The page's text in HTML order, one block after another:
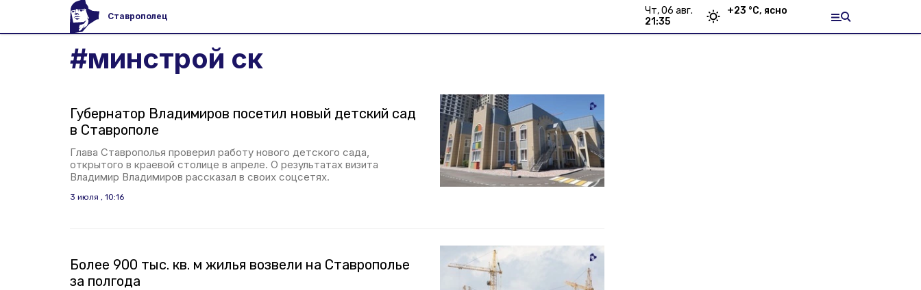
Ставрополец
чт, 06 авг.
21:35
+23 °С, ясно
#минстрой ск
Губернатор Владимиров посетил новый детский сад
в Ставрополе
Глава Ставрополья проверил работу нового детского сада,
открытого в краевой столице в апреле. О результатах визита
Владимир Владимиров рассказал в своих соцсетях.
3 июля , 10:16
Более 900 тыс. кв. м жилья возвели на Ставрополье
за полгода